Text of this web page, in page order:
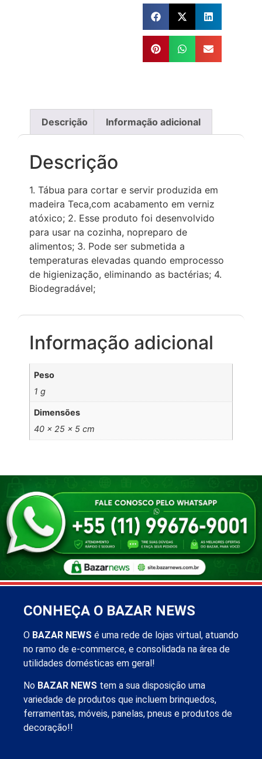
Descrição Informação adicional
Descrição
1. Tábua para cortar e servir produzida em
madeira Teca,com acabamento em verniz
atóxico; 2. Esse produto foi desenvolvido
para usar na cozinha, nopreparo de
alimentos; 3. Pode ser submetida a
temperaturas elevadas quando emprocesso
de higienização, eliminando as bactérias; 4.
Biodegradável;
Informação adicional
Peso
1 g
Dimensões
40 × 25 × 5 cm
CONHEÇA O BAZAR NEWS
O BAZAR NEWS é uma rede de lojas virtual, atuando
no ramo de e-commerce, e consolidada na área de
utilidades domésticas em geral!
No BAZAR NEWS tem a sua disposição uma
variedade de produtos que incluem brinquedos,
ferramentas, móveis, panelas, pneus e produtos de
decoração!!